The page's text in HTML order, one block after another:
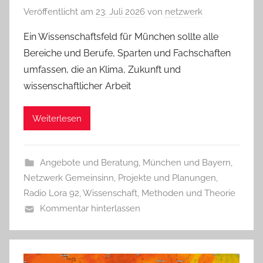
Veröffentlicht am 23. Juli 2026 von netzwerk
Ein Wissenschaftsfeld für München sollte alle
Bereiche und Berufe, Sparten und Fachschaften
umfassen, die an Klima, Zukunft und
wissenschaftlicher Arbeit
Weiterlesen
Angebote und Beratung, München und Bayern,
Netzwerk Gemeinsinn, Projekte und Planungen,
Radio Lora 92,Wissenschaft, Methoden und Theorie
Kommentar hinterlassen